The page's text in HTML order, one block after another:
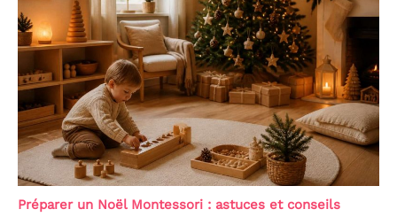
Préparer un Noël Montessori : astuces et conseils